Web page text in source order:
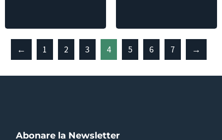
← 1 2 3 4 5 6 7 →
Abonare la Newsletter